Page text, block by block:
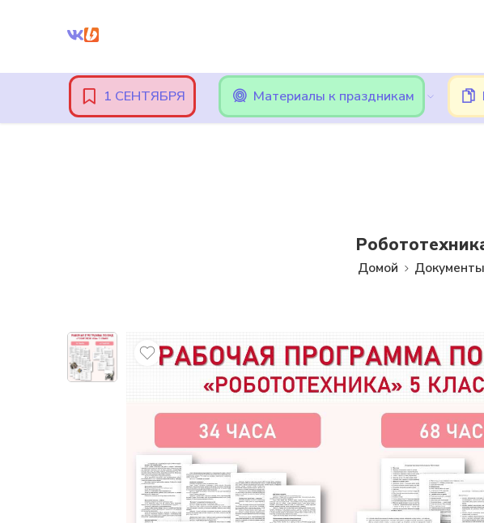
Внимание! При оплате картами Сбербанка, могут возникнуть трудности при
1 СЕНТЯБРЯ
Материалы к праздникам
Домой Документы